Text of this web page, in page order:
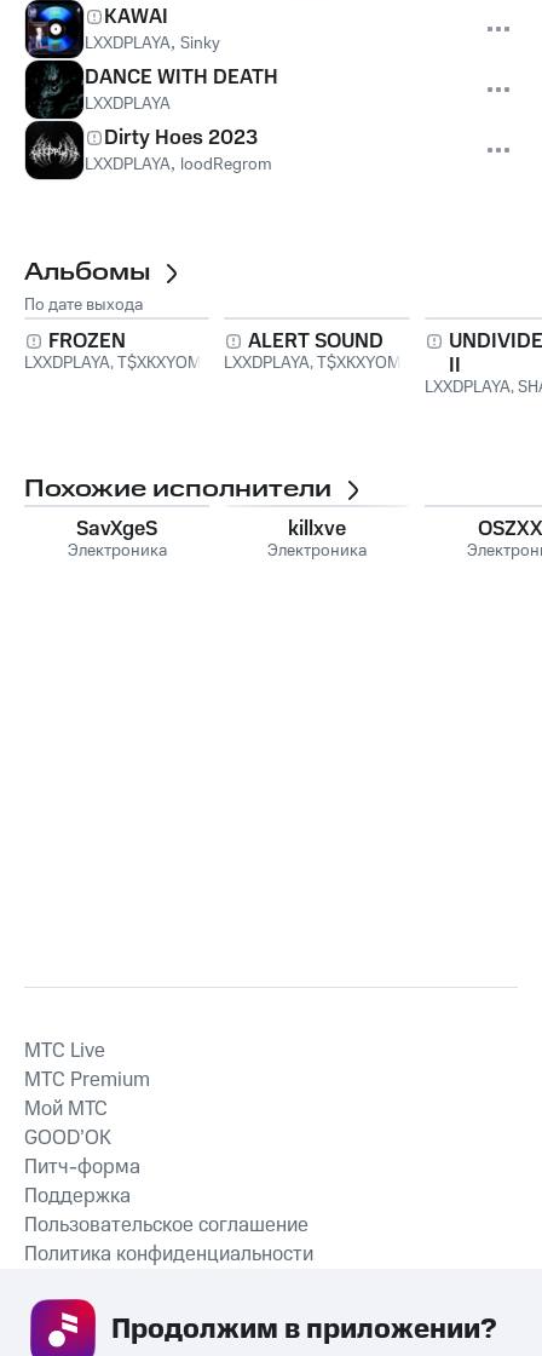
KAWAI
LXXDPLAYA, Sinky
DANCE WITH DEATH
LXXDPLAYA
Dirty Hoes 2023
LXXDPLAYA, loodRegrom
Альбомы
По дате выхода
FROZEN
LXXDPLAYA,T$XKXYOMI
ALERT SOUND
LXXDPLAYA,T$XKXYOMI
II
LXXDPLAYA,
Похожие исполнители
SavXgeS
Электроника
killxve
Электроника
СКАЧАТЬ ПРИЛОЖЕНИЕ
MTС Live
MTС Premium
Мой МТС
GOOD’OK
Питч-форма
Поддержка
Пользовательское соглашение
Политика конфиденциальности